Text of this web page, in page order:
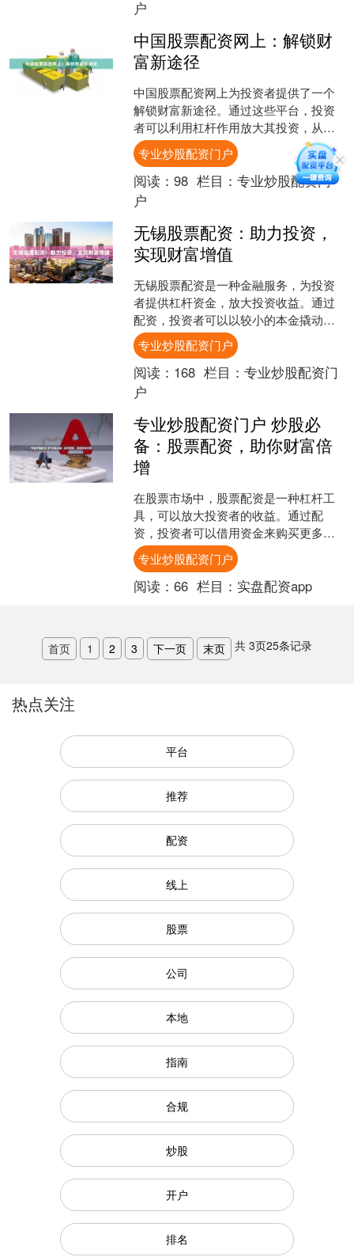
户
中国股票配资网上：解锁财
富新途径
中国股票配资网上为投资者提供了一个
解锁财富新途径。通过这些平台，投资
者可以利用杠杆作用放大其投资，从而
获得更高的潜在回报。 股票配资是指向
投资者提供资金以购买股....
专业炒股配资门户
阅读： 98 栏目： 专业炒股配资门
户
无锡股票配资：助力投资，
实现财富增值
无锡股票配资是一种金融服务，为投资
者提供杠杆资金，放大投资收益。通过
配资，投资者可以以较小的本金撬动更
大的资金，从而增加投资收益。 无锡股
票配资具有以下优势： ....
专业炒股配资门户
阅读： 168 栏目： 专业炒股配资门
户
专业炒股配资门户 炒股必
备：股票配资，助你财富倍
增
在股票市场中，股票配资是一种杠杆工
具，可以放大投资者的收益。通过配
资，投资者可以借用资金来购买更多股
票，从而提高潜在的收益率。 **股票配
资的优势：** * *....
专业炒股配资门户
阅读： 66 栏目： 实盘配资app
首页 1 2 3 下一页 末页 共 3页25条记录
热点关注
平台
推荐
配资
线上
股票
公司
本地
指南
合规
炒股
开户
排名